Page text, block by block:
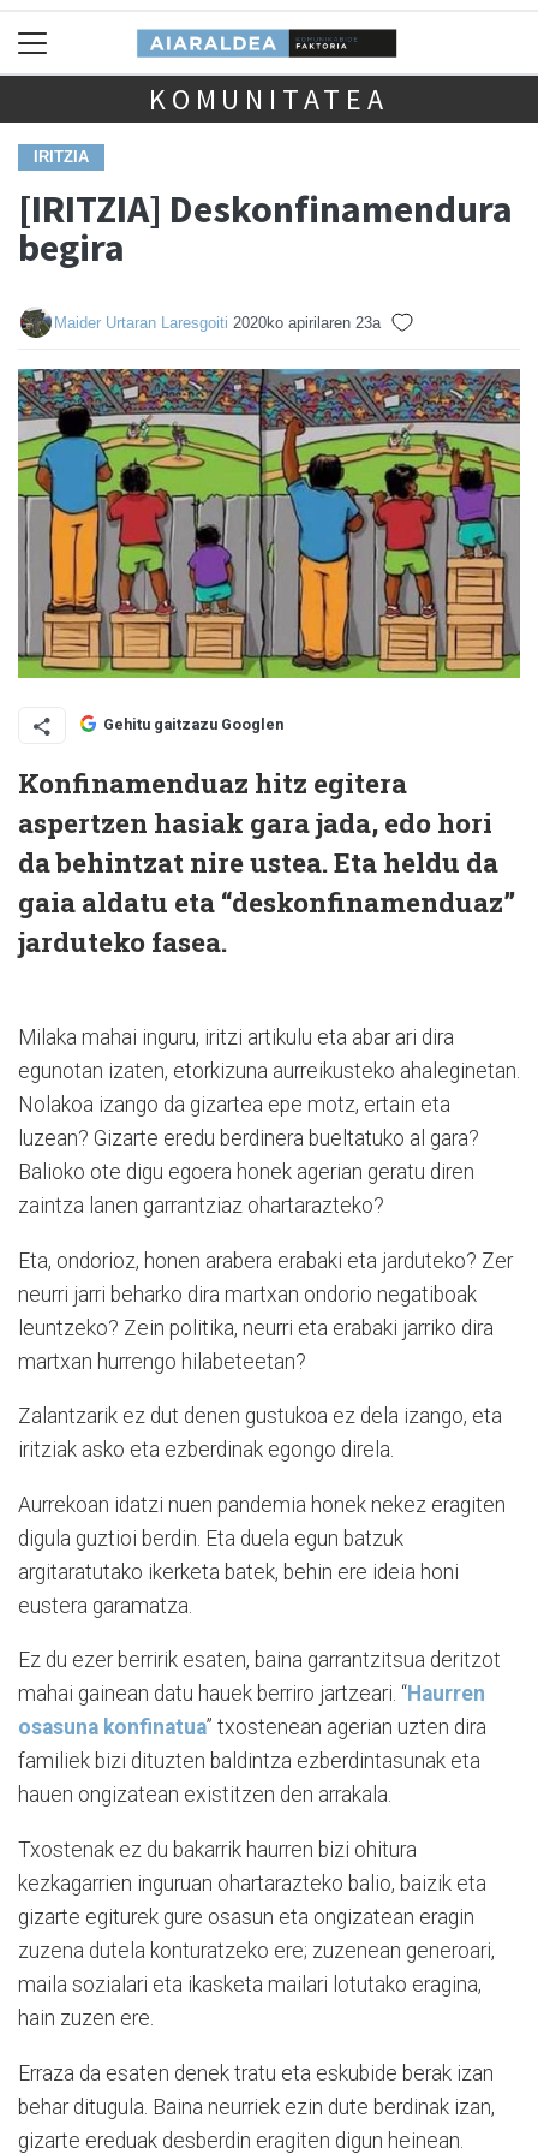
KOMUNITATEA
IRITZIA
[IRITZIA] Deskonfinamendura
begira
Maider Urtaran Laresgoiti 2020ko apirilaren 23a
Gehitu gaitzazu Googlen
Konfinamenduaz hitz egitera
aspertzen hasiak gara jada, edo hori
da behintzat nire ustea. Eta heldu da
gaia aldatu eta “deskonfinamenduaz”
jarduteko fasea.
Milaka mahai inguru, iritzi artikulu eta abar ari dira
egunotan izaten, etorkizuna aurreikusteko ahaleginetan.
Nolakoa izango da gizartea epe motz, ertain eta
luzean? Gizarte eredu berdinera bueltatuko al gara?
Balioko ote digu egoera honek agerian geratu diren
zaintza lanen garrantziaz ohartarazteko?
Eta, ondorioz, honen arabera erabaki eta jarduteko? Zer
neurri jarri beharko dira martxan ondorio negatiboak
leuntzeko? Zein politika, neurri eta erabaki jarriko dira
martxan hurrengo hilabeteetan?
Zalantzarik ez dut denen gustukoa ez dela izango, eta
iritziak asko eta ezberdinak egongo direla.
Aurrekoan idatzi nuen pandemia honek nekez eragiten
digula guztioi berdin. Eta duela egun batzuk
argitaratutako ikerketa batek, behin ere ideia honi
eustera garamatza.
Ez du ezer berririk esaten, baina garrantzitsua deritzot
mahai gainean datu hauek berriro jartzeari. “Haurren
osasuna konfinatua” txostenean agerian uzten dira
familiek bizi dituzten baldintza ezberdintasunak eta
hauen ongizatean existitzen den arrakala.
Txostenak ez du bakarrik haurren bizi ohitura
kezkagarrien inguruan ohartarazteko balio, baizik eta
gizarte egiturek gure osasun eta ongizatean eragin
zuzena dutela konturatzeko ere; zuzenean generoari,
maila sozialari eta ikasketa mailari lotutako eragina,
hain zuzen ere.
Erraza da esaten denek tratu eta eskubide berak izan
behar ditugula. Baina neurriek ezin dute berdinak izan,
gizarte ereduak desberdin eragiten digun heinean.